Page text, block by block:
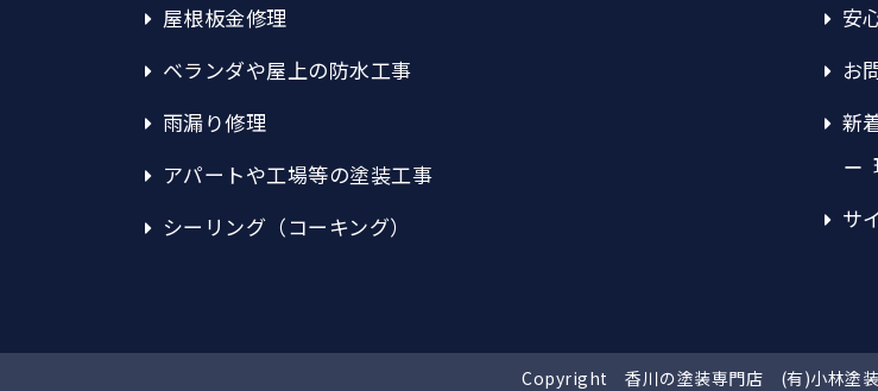
屋根板金修理
ベランダや屋上の防水工事
雨漏り修理
アパートや工場等の塗装工事
シーリング（コーキング）
安
お
新
サ
Copyright 香川の塗装専門店 (有)小林塗